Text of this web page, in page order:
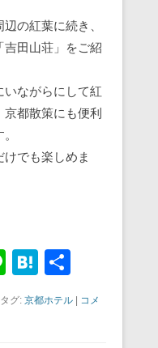
の紅葉に続き、
田山荘」をご紹
いながらにして紅
都散策にも便利
でも楽しめま
Li
n
e
H
at
e
有
タグ: 京都ホテル
コメ